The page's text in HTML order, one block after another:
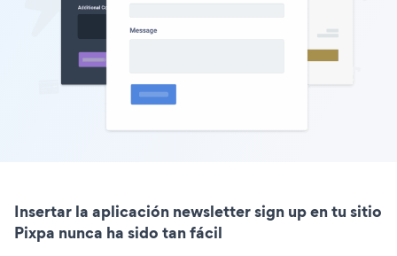
Insertar la aplicación newsletter sign up en tu sitio
Pixpa nunca ha sido tan fácil